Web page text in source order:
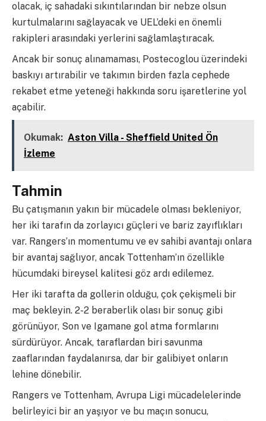
olacak, iç sahadaki sıkıntılarından bir nebze olsun
kurtulmalarını sağlayacak ve UEL’deki en önemli
rakipleri arasındaki yerlerini sağlamlaştıracak.
Ancak bir sonuç alınamaması, Postecoglou üzerindeki
baskıyı artırabilir ve takımın birden fazla cephede
rekabet etme yeteneği hakkında soru işaretlerine yol
açabilir.
Okumak: Aston Villa - Sheffield United Ön
İzleme
Tahmin
Bu çatışmanın yakın bir mücadele olması bekleniyor,
her iki tarafın da zorlayıcı güçleri ve bariz zayıflıkları
var. Rangers’ın momentumu ve ev sahibi avantajı onlara
bir avantaj sağlıyor, ancak Tottenham’ın özellikle
hücumdaki bireysel kalitesi göz ardı edilemez.
Her iki tarafta da gollerin olduğu, çok çekişmeli bir
maç bekleyin. 2-2 beraberlik olası bir sonuç gibi
görünüyor, Son ve Igamane gol atma formlarını
sürdürüyor. Ancak, taraflardan biri savunma
zaaflarından faydalanırsa, dar bir galibiyet onların
lehine dönebilir.
Rangers ve Tottenham, Avrupa Ligi mücadelelerinde
belirleyici bir an yaşıyor ve bu maçın sonucu,